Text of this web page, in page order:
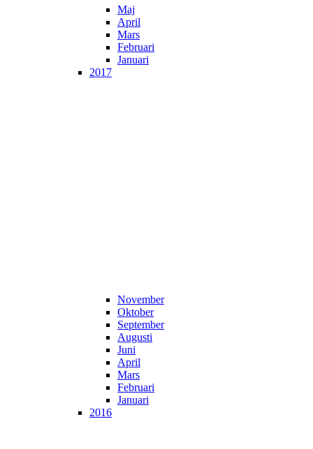
Maj
April
Mars
Februari
Januari
2017
November
Oktober
September
Augusti
Juni
April
Mars
Februari
Januari
2016